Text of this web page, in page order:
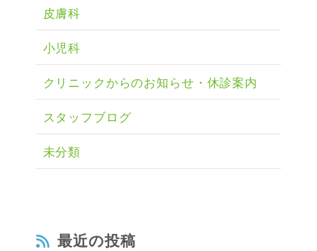
皮膚科
小児科
クリニックからのお知らせ・休診案内
スタッフブログ
未分類
最近の投稿